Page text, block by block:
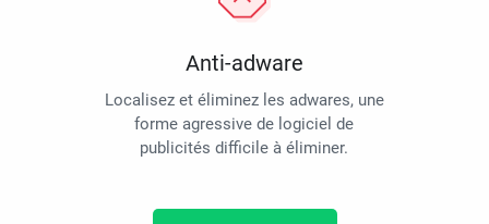
Anti-adware
Localisez et éliminez les adwares, une
forme agressive de logiciel de
publicités difficile à éliminer.